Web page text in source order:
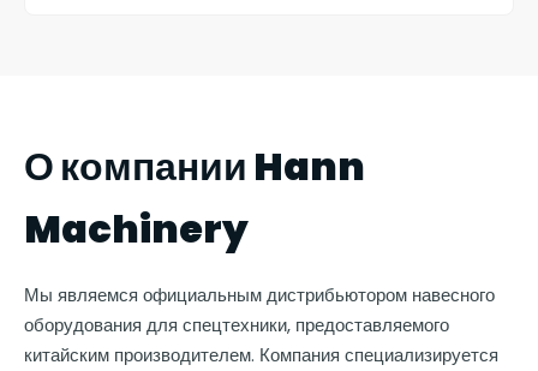
О компании Hann
Machinery
Мы являемся официальным дистрибьютором навесного
оборудования для спецтехники, предоставляемого
китайским производителем. Компания специализируется